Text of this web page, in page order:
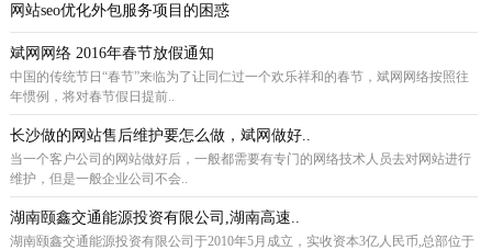
网站seo优化外包服务项目的困惑
斌网网络 2016年春节放假通知
中国的传统节日“春节”来临为了让同仁过一个欢乐祥和的春节，斌网网络按照往
年惯例，将对春节假日提前..
长沙做的网站售后维护要怎么做，斌网做好..
当一个客户公司的网站做好后，一般都需要有专门的网络技术人员去对网站进行
维护，但是一般企业公司不会..
湖南颐鑫交通能源投资有限公司,湖南高速..
湖南颐鑫交通能源投资有限公司于2010年5月成立，实收资本3亿人民币,总部位于